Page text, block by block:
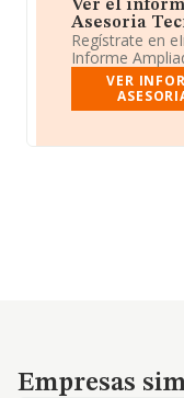
Ver el
Asesoria
Regístrate en
Informe
VER
Empresas similares
Empresas